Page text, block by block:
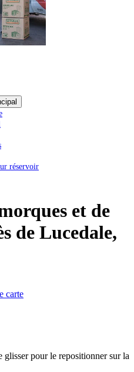
réservoir
et de
de Lucedale,
carte
pour le repositionner sur la